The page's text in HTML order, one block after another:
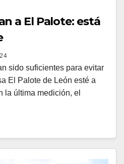
a El Palote: está
sido suficientes para evitar
El Palote de León esté a
la última medición, el